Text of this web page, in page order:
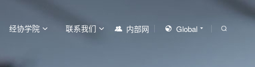
经协学院 联系我们 内部网 Global